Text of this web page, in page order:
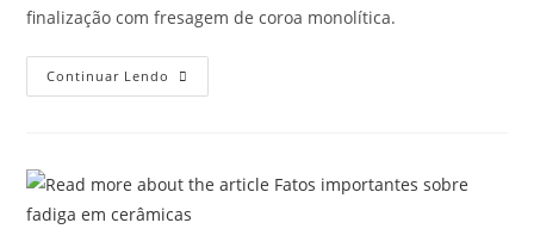
finalização com fresagem de coroa monolítica.
Continuar Lendo